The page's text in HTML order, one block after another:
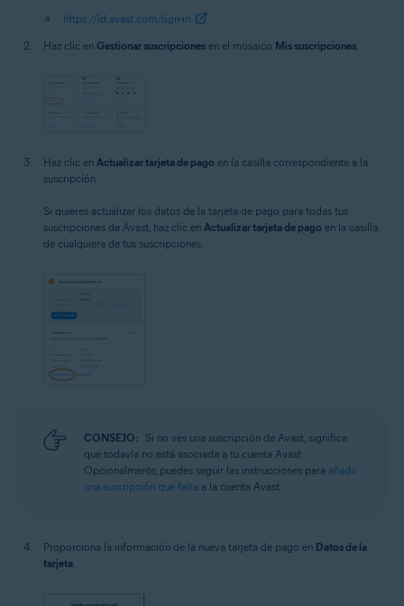
https://id.avast.com/sign-in
Haz clic en Gestionar suscripciones en el mosaico Mis suscripciones.
Haz clic en Actualizar tarjeta de pago en la casilla correspondiente a la
suscripción.
Si quieres actualizar los datos de la tarjeta de pago para todas tus
suscripciones de Avast, haz clic en Actualizar tarjeta de pago en la casilla
de cualquiera de tus suscripciones.
CONSEJO:
Si no ves una suscripción de Avast, significa
que todavía no está asociada a tu cuenta Avast.
Opcionalmente, puedes seguir las instrucciones para añadir
una suscripción que falta a la cuenta Avast.
Proporciona la información de la nueva tarjeta de pago en Datos de la
tarjeta